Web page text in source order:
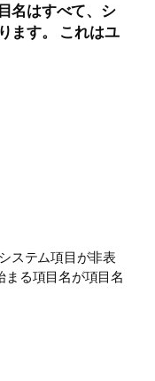
名はすべて、シ
ます。 これはユ
ステム項目が非表
まる項目名が項目名